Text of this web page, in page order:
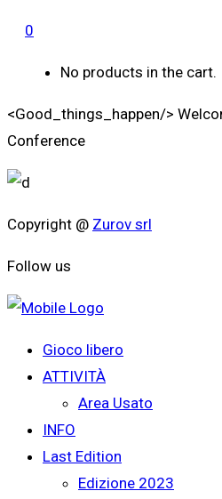
0
No products in the cart.
<Good_things_happen/>
Conference
Copyright @ Zurov srl
Follow us
Gioco libero
ATTIVITÀ
Area Usato
INFO
Last Edition
Edizione 2023